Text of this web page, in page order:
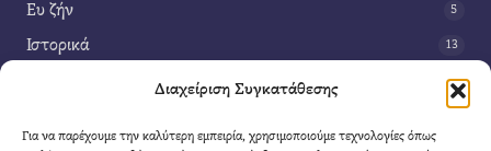
Διαχείριση Συγκατάθεσης
Για να παρέχουμε την καλύτερη εμπειρία, χρησιμοποιούμε τεχνολογίες όπως
Ευ ζήν 5
Ιστορικά 13
42